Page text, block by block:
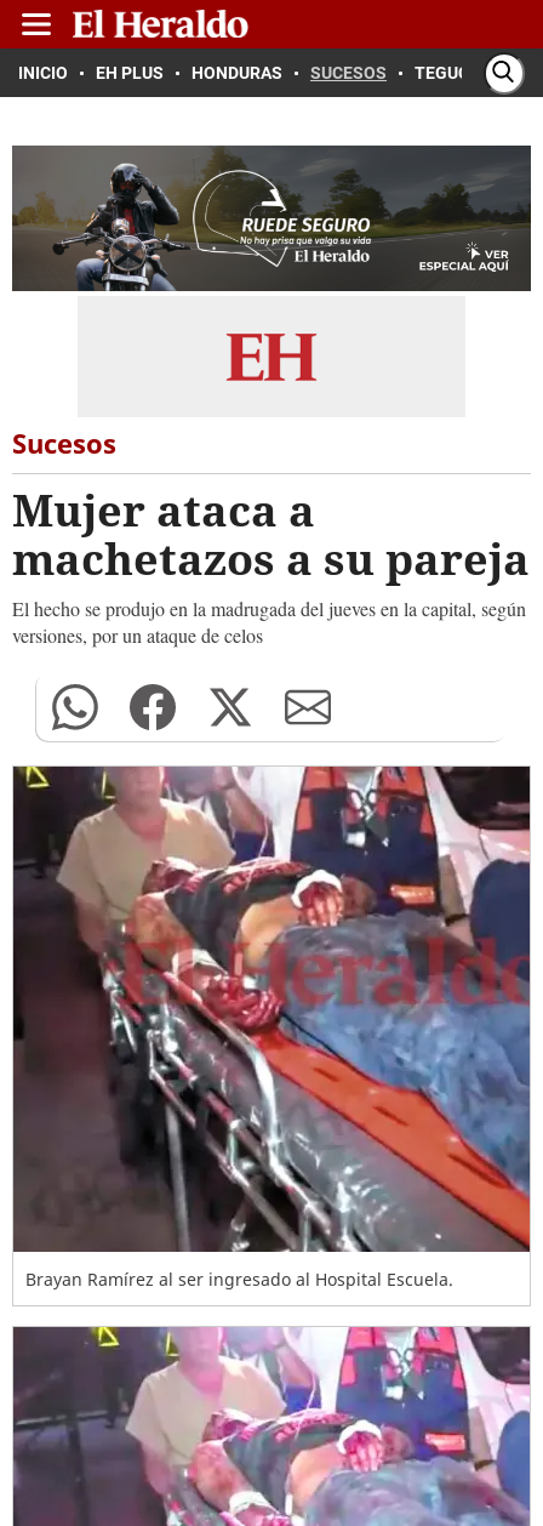
INICIO EH PLUS HONDURAS SUCESOS TEGUCIGALPA
Sucesos
Mujer ataca a
machetazos a su pareja
El hecho se produjo en la madrugada del jueves en la capital, según
versiones, por un ataque de celos
Brayan Ramírez al ser ingresado al Hospital Escuela.